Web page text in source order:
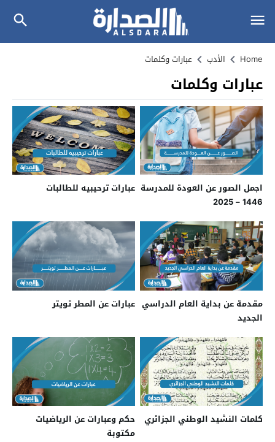
Home الأدب عبارات وكلمات
عبارات وكلمات
اجمل الصور عن العودة للمدرسة
1446 – 2025
عبارات ترحيبيه للطالبات
مقدمة عن بداية العام الدراسي
الجديد
عبارات عن المطر تويتر
كلمات النشيد الوطني الجزائري
حكم وعبارات عن الرياضيات
مكتوبة